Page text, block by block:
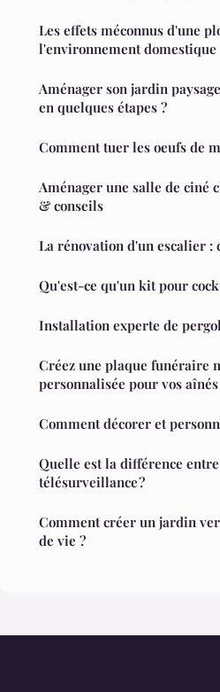
Les effets méconnus d'une
l'environnement domestique
Aménager son jardin
en quelques étapes ?
Comment tuer les oeufs de
Aménager une salle de ciné
& conseils
La rénovation d'un escalier :
Qu'est-ce qu'un kit pour
Installation experte de
Créez une plaque funéraire
personnalisée pour vos aînés
Comment décorer et
Quelle est la différence
télésurveillance ?
Comment créer un jardin
de vie ?